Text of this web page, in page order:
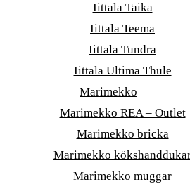
Iittala Taika
Iittala Teema
Iittala Tundra
Iittala Ultima Thule
Marimekko
Marimekko REA – Outlet
Marimekko bricka
Marimekko
Marimekko muggar